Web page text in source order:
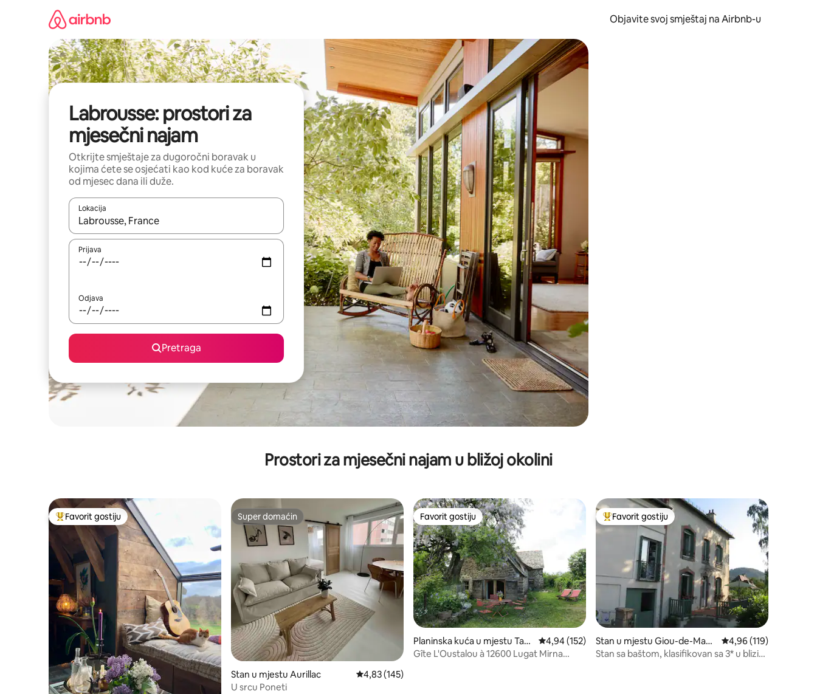
Objavite svoj smještaj na Airbnb-u
Labrousse: prostori za
mjesečni najam
Otkrijte smještaje za dugoročni boravak u
kojima ćete se osjećati kao kod kuće za boravak
od mjesec dana ili duže.
Lokacija
Kad su rezultati dostupni, možete da se krećete kroz njih pomoću strelica nagore i nadolje, kao i da ih istražujte dodirom ili prevlačenjem.
Prijava
Odjava
Pretraga
Prostori za mjesečni najam u bližoj okolini
Glavni favorit gostiju
Favorit gostiju Super domaćin
Super domaćin
Stan u mjestu Aurillac prosječna ocjena 4,83 od 5, recenzija: 145
4,83 (145)
U srcu Poneti
Favorit gostiju
Favorit gostiju
Planinska kuća u mjestu Taus
sac
prosječna ocjena 4,94 od 5, recenzija: 152
4,94 (152)
Gîte L'Oustalou à 12600 Lugat Mirna
Glavni favorit gostiju
Favorit gostiju
Stan u mjestu Giou-de-Mam
ou
prosječna ocjena 4,96
4,96 (119)
Stan sa baštom, klasifikovan sa 3* u blizini